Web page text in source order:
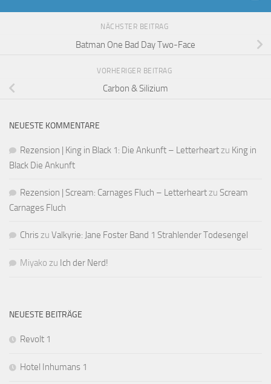
NÄCHSTER BEITRAG
Batman One Bad Day Two-Face
VORHERIGER BEITRAG
Carbon & Silizium
NEUESTE KOMMENTARE
Rezension | King in Black 1: Die Ankunft – Letterheartzu King in
Black Die Ankunft
Rezension | Scream: Carnages Fluch – Letterheartzu Scream
Carnages Fluch
Chriszu Valkyrie: Jane Foster Band 1 Strahlender Todesengel
Miyako zu Ich der Nerd!
NEUESTE BEITRÄGE
Revolt 1
Hotel Inhumans 1